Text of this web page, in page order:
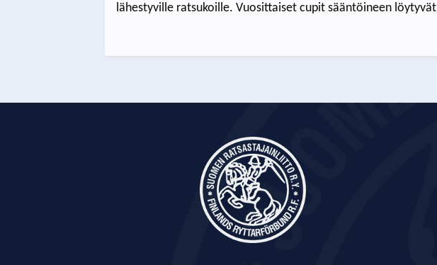
lähestyville ratsukoille. Vuosittaiset cupit sääntöineen löytyvät